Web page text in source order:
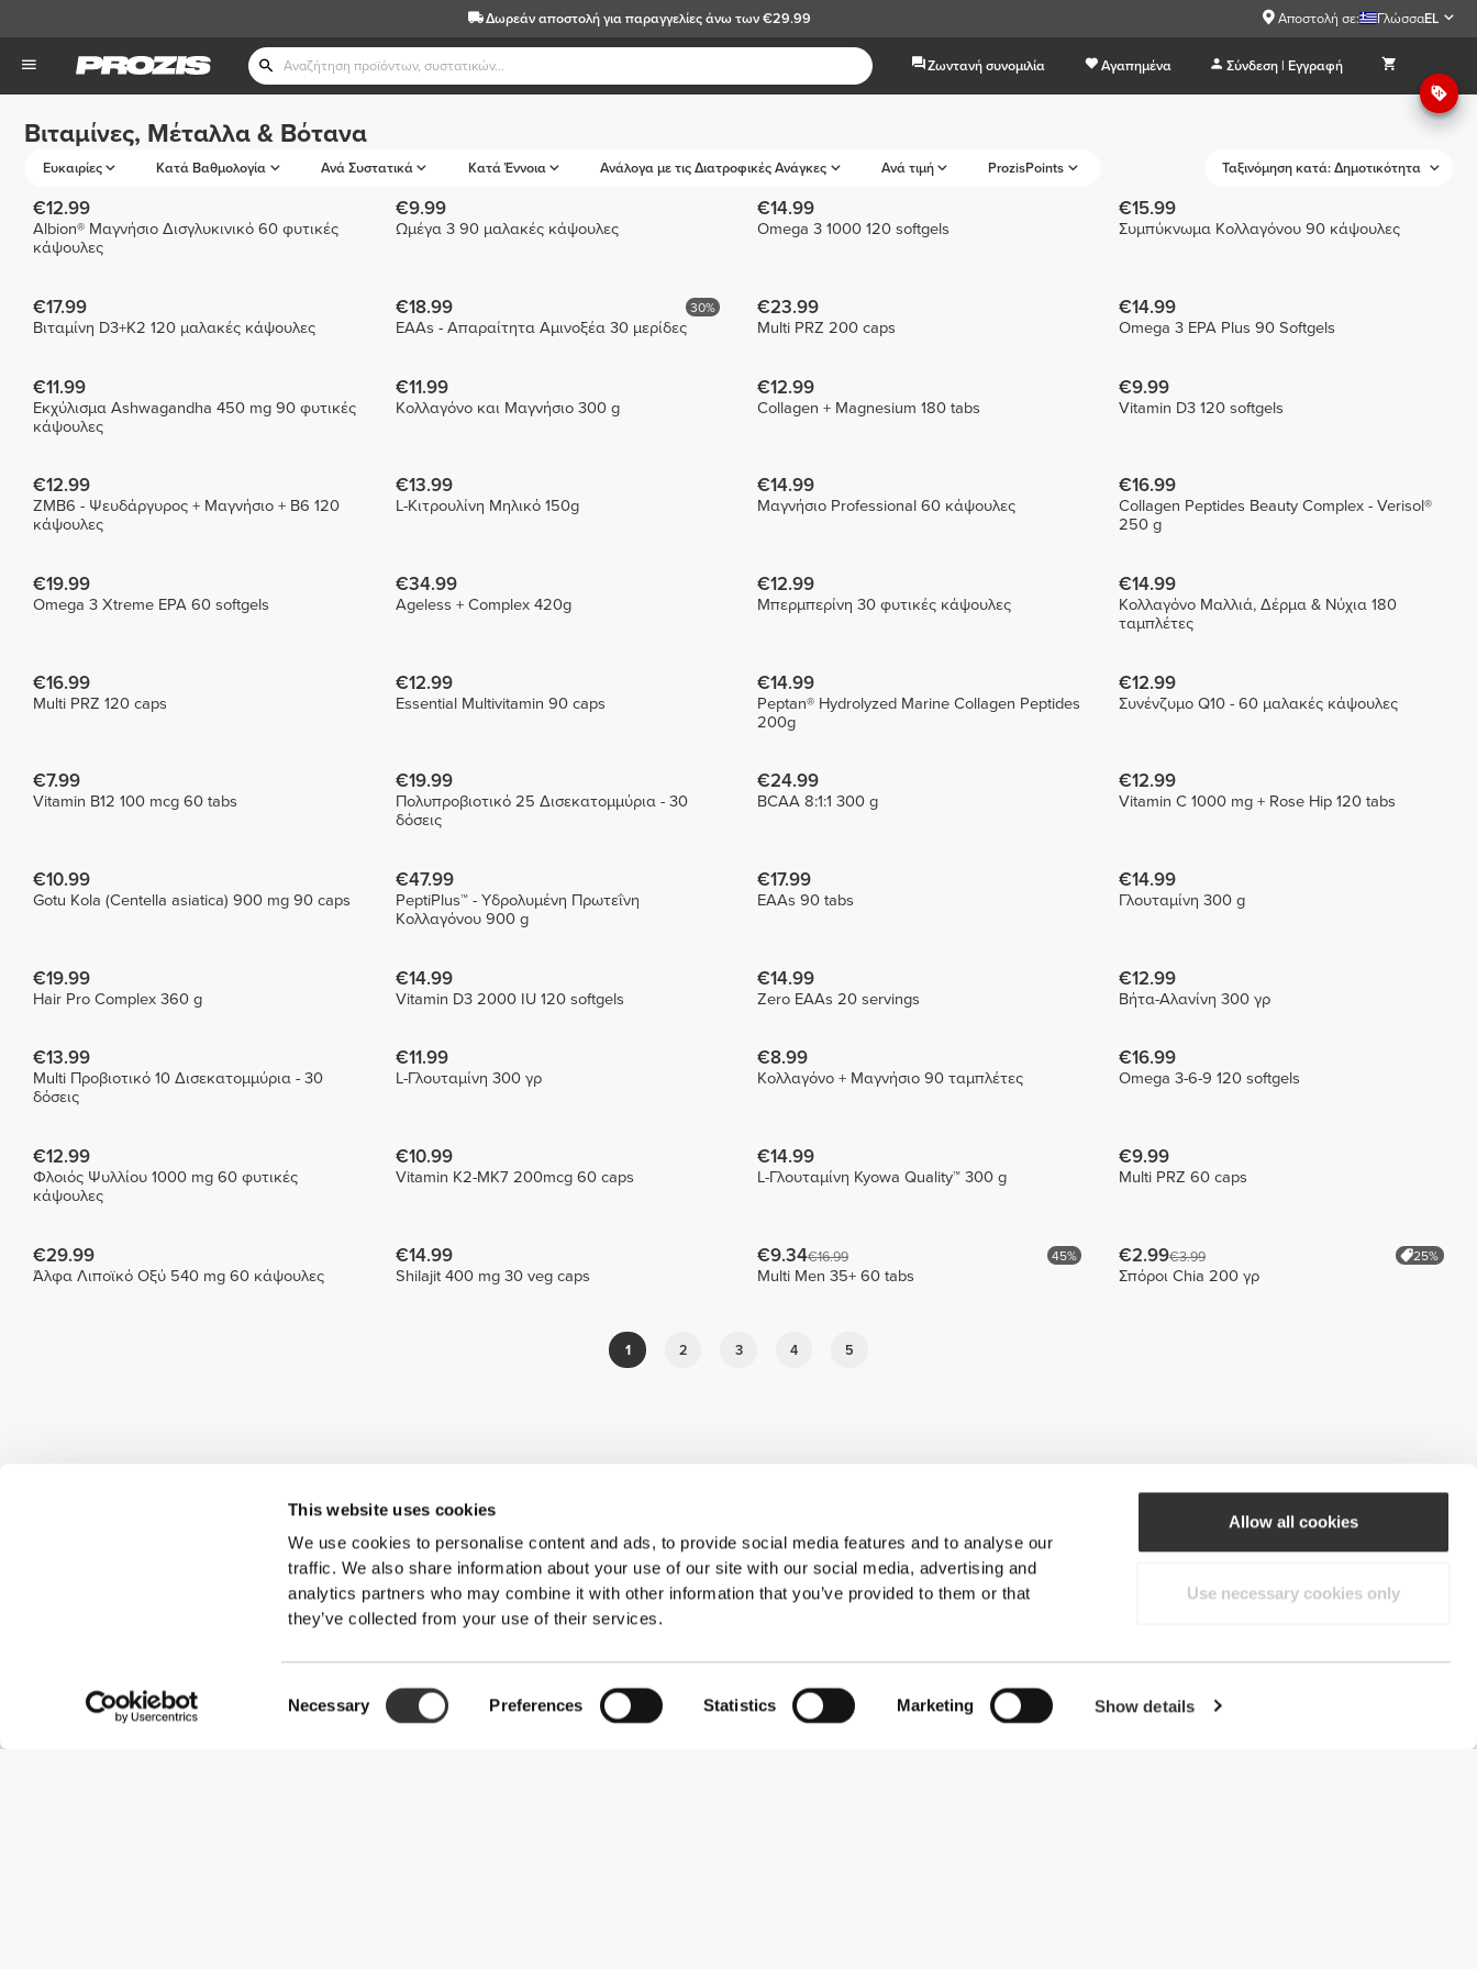
This website uses cookies
We use cookies to personalise content and ads, to provide social media features and to analyse our
traffic. We also share information about your use of our site with our social media, advertising and
analytics partners who may combine it with other information that you’ve provided to them or that
they’ve collected from your use of their services.
Selection
Necessary Preferences Statistics Marketing Show details
Allow all cookies
Use necessary cookies only
Δωρεάν αποστολήγια παραγγελίες άνω των €29.99 Αποστολή σε: ΓλώσσαEL
Ζωντανή συνομιλία Αγαπημένα Σύνδεση | Εγγραφή
Βιταμίνες, Μέταλλα & Βότανα
Ευκαιρίες Κατά Βαθμολογία Ανά Συστατικά Κατά Έννοια Ανάλογα με τις Διατροφικές Ανάγκες Ανά τιμή ProzisPoints Ταξινόμηση κατά: Δημοτικότητα
€12.99
Albion® Μαγνήσιο Δισγλυκινικό 60 φυτικές
κάψουλες
€9.99
Ωμέγα 3 90 μαλακές κάψουλες
€14.99
Omega 3 1000 120 softgels
€15.99
Συμπύκνωμα Κολλαγόνου 90 κάψουλες
€17.99
Βιταμίνη D3+K2 120 μαλακές κάψουλες
€18.99 30%
EAAs - Απαραίτητα Αμινοξέα 30 μερίδες
€23.99
Multi PRZ 200 caps
€14.99
Omega 3 EPA Plus 90 Softgels
€11.99
Εκχύλισμα Ashwagandha 450 mg 90 φυτικές
κάψουλες
€11.99
Κολλαγόνο και Μαγνήσιο 300 g
€12.99
Collagen + Magnesium 180 tabs
€9.99
Vitamin D3 120 softgels
€12.99
ZMB6 - Ψευδάργυρος + Μαγνήσιο + B6 120
κάψουλες
€13.99
L-Κιτρουλίνη Μηλικό 150g
€14.99
Μαγνήσιο Professional 60 κάψουλες
€16.99
Collagen Peptides Beauty Complex - Verisol®
250 g
€19.99
Omega 3 Xtreme EPA 60 softgels
€34.99
Ageless + Complex 420g
€12.99
Μπερμπερίνη 30 φυτικές κάψουλες
€14.99
Κολλαγόνο Μαλλιά, Δέρμα & Νύχια 180
ταμπλέτες
€16.99
Multi PRZ 120 caps
€12.99
Essential Multivitamin 90 caps
€14.99
Peptan® Hydrolyzed Marine Collagen Peptides
200g
€12.99
Συνένζυμο Q10 - 60 μαλακές κάψουλες
€7.99
Vitamin B12 100 mcg 60 tabs
€19.99
Πολυπροβιοτικό 25 Δισεκατομμύρια - 30
δόσεις
€24.99
BCAA 8:1:1 300 g
€12.99
Vitamin C 1000 mg + Rose Hip 120 tabs
€10.99
Gotu Kola (Centella asiatica) 900 mg 90 caps
€47.99
PeptiPlus™ - Υδρολυμένη Πρωτεΐνη
Κολλαγόνου 900 g
€17.99
EAAs 90 tabs
€14.99
Γλουταμίνη 300 g
€19.99
Hair Pro Complex 360 g
€14.99
Vitamin D3 2000 IU 120 softgels
€14.99
Zero EAAs 20 servings
€12.99
Βήτα-Αλανίνη 300 γρ
€13.99
Multi Προβιοτικό 10 Δισεκατομμύρια - 30
δόσεις
€11.99
L-Γλουταμίνη 300 γρ
€8.99
Κολλαγόνο + Μαγνήσιο 90 ταμπλέτες
€16.99
Omega 3-6-9 120 softgels
€12.99
Φλοιός Ψυλλίου 1000 mg 60 φυτικές
κάψουλες
€10.99
Vitamin K2-MK7 200mcg 60 caps
€14.99
L-Γλουταμίνη Kyowa Quality™ 300 g
€9.99
Multi PRZ 60 caps
€29.99
Άλφα Λιποϊκό Οξύ 540 mg 60 κάψουλες
€14.99
Shilajit 400 mg 30 veg caps
€9.34€16.99 45%
Multi Men 35+ 60 tabs
€2.99€3.99 25%
Σπόροι Chia 200 γρ
1 2 3 4 5